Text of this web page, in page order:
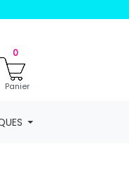
0
Panier